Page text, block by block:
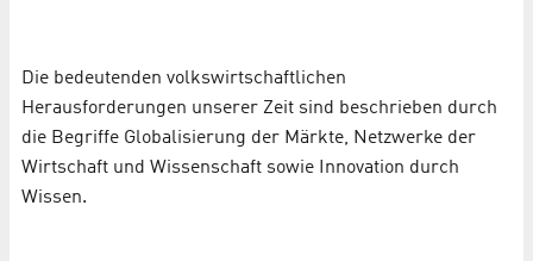
Die bedeutenden volkswirtschaftlichen
Herausforderungen unserer Zeit sind beschrieben durch
die Begriffe Globalisierung der Märkte, Netzwerke der
Wirtschaft und Wissenschaft sowie Innovation durch
Wissen.